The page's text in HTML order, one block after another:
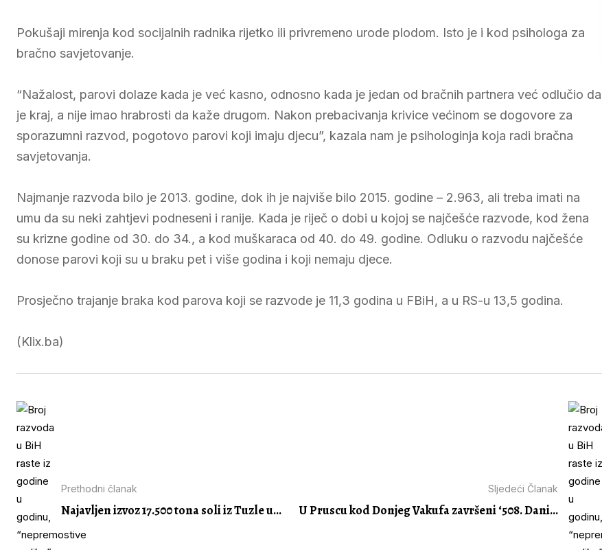
Pokušaji mirenja kod socijalnih radnika rijetko ili privremeno urode plodom. Isto je i kod psihologa za
bračno savjetovanje.
“Nažalost, parovi dolaze kada je već kasno, odnosno kada je jedan od bračnih partnera već odlučio da
je kraj, a nije imao hrabrosti da kaže drugom. Nakon prebacivanja krivice većinom se dogovore za
sporazumni razvod, pogotovo parovi koji imaju djecu”, kazala nam je psihologinja koja radi bračna
savjetovanja.
Najmanje razvoda bilo je 2013. godine, dok ih je najviše bilo 2015. godine – 2.963, ali treba imati na
umu da su neki zahtjevi podneseni i ranije. Kada je riječ o dobi u kojoj se najčešće razvode, kod žena
su krizne godine od 30. do 34., a kod muškaraca od 40. do 49. godine. Odluku o razvodu najčešće
donose parovi koji su u braku pet i više godina i koji nemaju djece.
Prosječno trajanje braka kod parova koji se razvode je 11,3 godina u FBiH, a u RS-u 13,5 godina.
(Klix.ba)
Prethodni članak
Najavljen izvoz 17.500 tona soli iz Tuzle u...
Sljedeći Članak
U Pruscu kod Donjeg Vakufa završeni ‘508. Dani...